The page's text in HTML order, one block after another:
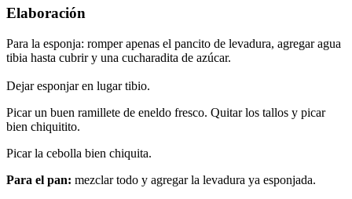
Elaboración
Para la esponja: romper apenas el pancito de levadura, agregar agua
tibia hasta cubrir y una cucharadita de azúcar.
Dejar esponjar en lugar tibio.
Picar un buen ramillete de eneldo fresco. Quitar los tallos y picar
bien chiquitito.
Picar la cebolla bien chiquita.
Para el pan: mezclar todo y agregar la levadura ya esponjada.